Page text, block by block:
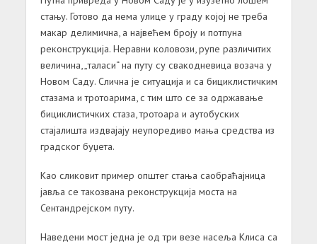
стању. Готово да нема улице у граду којој не треба
макар делимична, а највећем броју и потпуна
реконструкција. Неравни коловози, рупе различитих
величина, „таласи“ на путу су свакодневица возача у
Новом Саду. Слична је ситуација и са бициклистичким
стазама и тротоарима, с тим што се за одржавање
бициклистичких стаза, тротоара и аутобуских
стајалишта издвајају неупоредиво мања средства из
градског буџета.
Као сликовит пример општег стања саобраћајница
јавља се такозвана реконструкција моста на
Сентандрејском путу.
Наведени мост једна је од три везе насеља Клиса са